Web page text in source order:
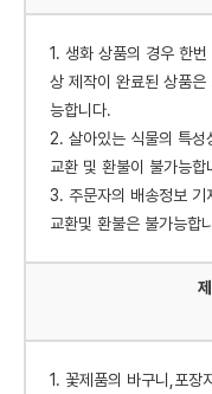
1. 생화 상품의 경우 한
상 제작이 완료된 상품
능합니다.
2. 살아있는 식물의 특
교환 및 환불이 불가능합
3. 주문자의 배송정보 기
교환및 환불은 불가능합
1. 꽃제품의 바구니,포장